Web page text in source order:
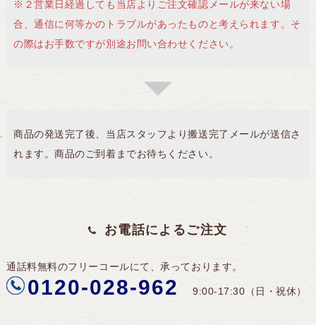
※２営業日経過しても当店よりご注文確認メールが来ない場
合、通信に何等かのトラブルがあったものと考えられます。そ
の際はお手数ですが別途お問い合わせください。
商品の発送完了後、当店スタッフより搬送完了メールが送信さ
れます。商品のご到着までお待ちください。
お電話によるご注文
通話料無料のフリーコールにて、承っております。
0120-028-962 9:00-17:30 （日・祝休）